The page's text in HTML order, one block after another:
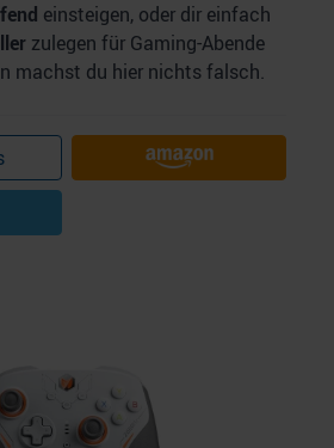
einsteigen, oder dir einfach
zulegen für Gaming-Abende
machst du hier nichts falsch.